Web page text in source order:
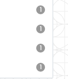
1
1
1
1